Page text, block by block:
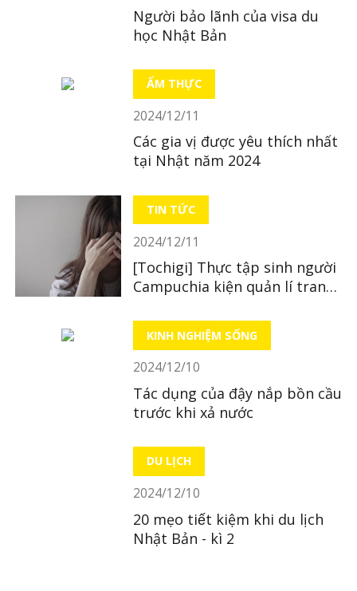
Người bảo lãnh của visa du
học Nhật Bản
ẨM THỰC
2024/12/11
Các gia vị được yêu thích nhất
tại Nhật năm 2024
TIN TỨC
2024/12/11
[Tochigi] Thực tập sinh người
Campuchia kiện quản lí trang
KINH NGHIỆM SỐNG
2024/12/10
Tác dụng của đậy nắp bồn cầu
trước khi xả nước
DU LỊCH
2024/12/10
20 mẹo tiết kiệm khi du lịch
Nhật Bản - kì 2